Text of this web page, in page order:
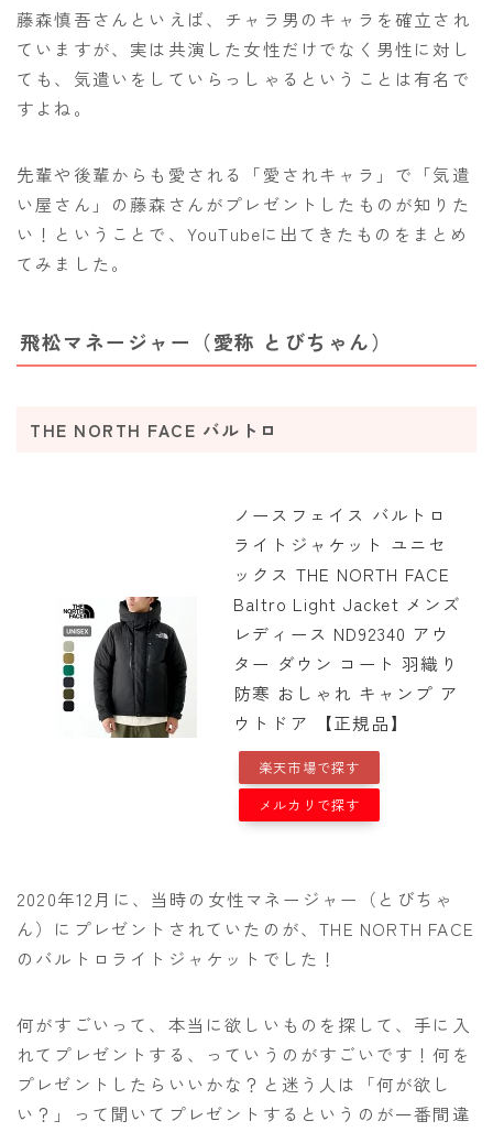
藤森慎吾さんといえば、チャラ男のキャラを確立され
ていますが、実は共演した女性だけでなく男性に対し
ても、気遣いをしていらっしゃるということは有名で
すよね。
先輩や後輩からも愛される「愛されキャラ」で「気遣
い屋さん」の藤森さんがプレゼントしたものが知りた
い！ということで、YouTubeに出てきたものをまとめ
てみました。
飛松マネージャー（愛称 とびちゃん）
THE NORTH FACE バルトロ
ノースフェイス バルトロ
ライトジャケット ユニセ
ックス THE NORTH FACE
Baltro Light Jacket メンズ
レディース ND92340 アウ
ター ダウン コート 羽織り
防寒 おしゃれ キャンプ ア
ウトドア 【正規品】
楽天市場で探す
メルカリで探す
2020年12月に、当時の女性マネージャー（とびちゃ
ん）にプレゼントされていたのが、THE NORTH FACE
のバルトロライトジャケットでした！
何がすごいって、本当に欲しいものを探して、手に入
れてプレゼントする、っていうのがすごいです！何を
プレゼントしたらいいかな？と迷う人は「何が欲し
い？」って聞いてプレゼントするというのが一番間違